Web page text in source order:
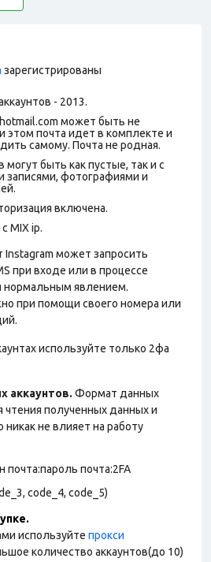
зарегистрированы
- 2013.
может быть не
этом почта идет в комплекте и
самому. Почта не родная.
быть как пустые, так и с
фотографиями и
включена.
MIX ip.
Instagram может запросить
при входе или в процессе
нормальным явлением.
при помощи своего номера или
используйте только 2фа
аккаунтов. Формат данных
чтения полученных данных и
не влияет на работу
почта:пароль почта:2FA
code_4, code_5)
используйте прокси
количество аккаунтов(до 10)